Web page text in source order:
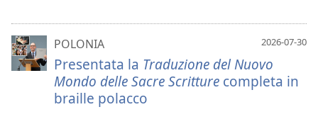
2026-07-30
POLONIA
Presentata la Traduzione del Nuovo
Mondo delle Sacre Scritture completa in
braille polacco